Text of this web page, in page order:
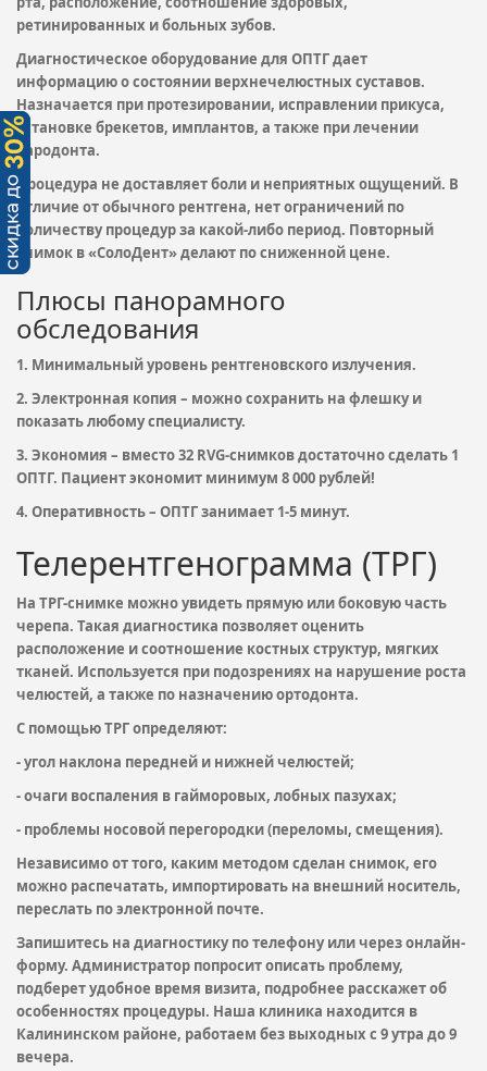
ретинированных и больных зубов.
Диагностическое оборудование для ОПТГ дает
информацию о состоянии верхнечелюстных суставов.
Назначается при протезировании, исправлении прикуса,
установке брекетов, имплантов, а также при лечении
пародонта.
Процедура не доставляет боли и неприятных ощущений. В
отличие от обычного рентгена, нет ограничений по
количеству процедур за какой-либо период. Повторный
снимок в «СолоДент» делают по сниженной цене.
Плюсы панорамного
обследования
1. Минимальный уровень рентгеновского излучения.
2. Электронная копия – можно сохранить на флешку и
показать любому специалисту.
3. Экономия – вместо 32 RVG-снимков достаточно сделать 1
ОПТГ. Пациент экономит минимум 8 000 рублей!
4. Оперативность – ОПТГ занимает 1-5 минут.
Телерентгенограмма (ТРГ)
На ТРГ-снимке можно увидеть прямую или боковую часть
черепа. Такая диагностика позволяет оценить
расположение и соотношение костных структур, мягких
тканей. Используется при подозрениях на нарушение роста
челюстей, а также по назначению ортодонта.
С помощью ТРГ определяют:
- угол наклона передней и нижней челюстей;
- очаги воспаления в гайморовых, лобных пазухах;
- проблемы носовой перегородки (переломы, смещения).
Независимо от того, каким методом сделан снимок, его
можно распечатать, импортировать на внешний носитель,
переслать по электронной почте.
Запишитесь на диагностику по телефону или через онлайн-
форму. Администратор попросит описать проблему,
подберет удобное время визита, подробнее расскажет об
особенностях процедуры. Наша клиника находится в
Калининском районе, работаем без выходных с 9 утра до 9
вечера.